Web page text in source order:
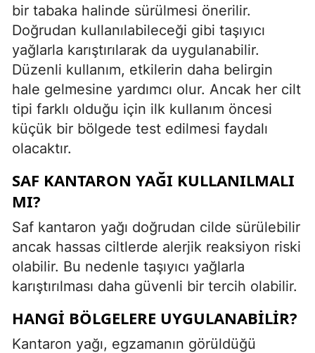
bir tabaka halinde sürülmesi önerilir.
Doğrudan kullanılabileceği gibi taşıyıcı
yağlarla karıştırılarak da uygulanabilir.
Düzenli kullanım, etkilerin daha belirgin
hale gelmesine yardımcı olur. Ancak her cilt
tipi farklı olduğu için ilk kullanım öncesi
küçük bir bölgede test edilmesi faydalı
olacaktır.
SAF KANTARON YAĞI KULLANILMALI
MI?
Saf kantaron yağı doğrudan cilde sürülebilir
ancak hassas ciltlerde alerjik reaksiyon riski
olabilir. Bu nedenle taşıyıcı yağlarla
karıştırılması daha güvenli bir tercih olabilir.
HANGI BÖLGELERE UYGULANABILIR?
Kantaron yağı, egzamanın görüldüğü